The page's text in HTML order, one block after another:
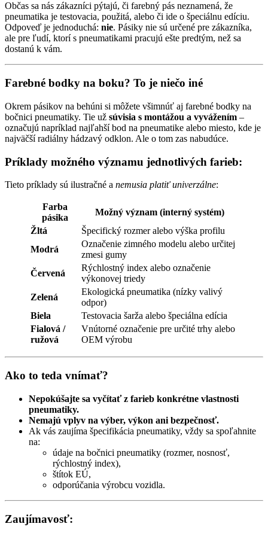
Občas sa nás zákazníci pýtajú, či farebný pás neznamená, že
pneumatika je testovacia, použitá, alebo či ide o špeciálnu edíciu.
Odpoveď je jednoduchá: nie. Pásiky nie sú určené pre zákazníka,
ale pre ľudí, ktorí s pneumatikami pracujú ešte predtým, než sa
dostanú k vám.
Farebné bodky na boku? To je niečo iné
Okrem pásikov na behúni si môžete všimnúť aj farebné bodky na
bočnici pneumatiky. Tie už súvisia s montážou a vyvážením –
označujú napríklad najľahší bod na pneumatike alebo miesto, kde je
najväčší radiálny hádzavý odklon. Ale o tom zas nabudúce.
Príklady možného významu jednotlivých farieb:
Tieto príklady sú ilustračné a nemusia platiť univerzálne:
Farba
pásika
Možný význam (interný systém)
Žltá
Špecifický rozmer alebo výška profilu
Modrá
Označenie zimného modelu alebo určitej
zmesi gumy
Červená
Rýchlostný index alebo označenie
výkonovej triedy
Zelená
Ekologická pneumatika (nízky valivý
odpor)
Biela
Testovacia šarža alebo špeciálna edícia
Fialová /
ružová
Vnútorné označenie pre určité trhy alebo
OEM výrobu
Ako to teda vnímať?
Nepokúšajte sa vyčítať z farieb konkrétne vlastnosti
pneumatiky.
Nemajú vplyv na výber, výkon ani bezpečnosť.
Ak vás zaujíma špecifikácia pneumatiky, vždy sa spoľahnite
na:
údaje na bočnici pneumatiky (rozmer, nosnosť,
rýchlostný index),
štítok EÚ,
odporúčania výrobcu vozidla.
Zaujímavosť: